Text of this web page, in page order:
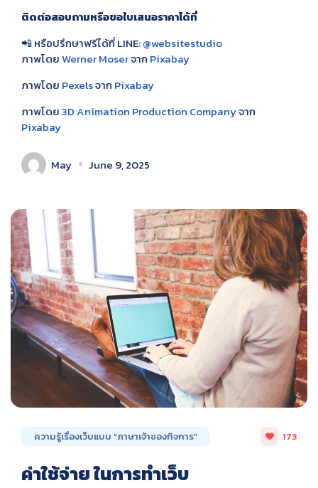
ติดต่อสอบถามหรือขอใบเสนอราคาได้ที่
📲 หรือปรึกษาฟรีได้ที่ LINE:@websitestudio
ภาพโดย Werner Moserจาก Pixabay
ภาพโดย Pexelsจาก Pixabay
ภาพโดย3D Animation Production Companyจาก
Pixabay
May June 9, 2025
ความรู้เรื่องเว็บแบบ “ภาษาเจ้าของกิจการ” 173
ค่าใช้จ่าย ในการทำเว็บ